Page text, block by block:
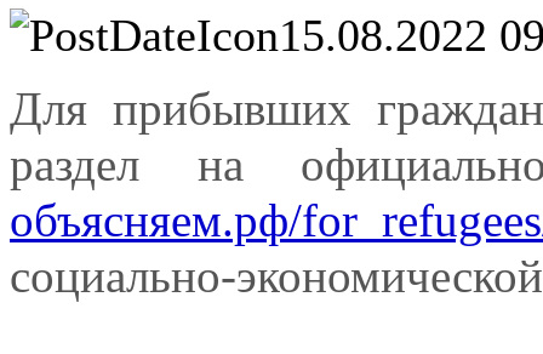
15.08.2022
Для прибывших
раздел на
объясняем.рф/
социально-